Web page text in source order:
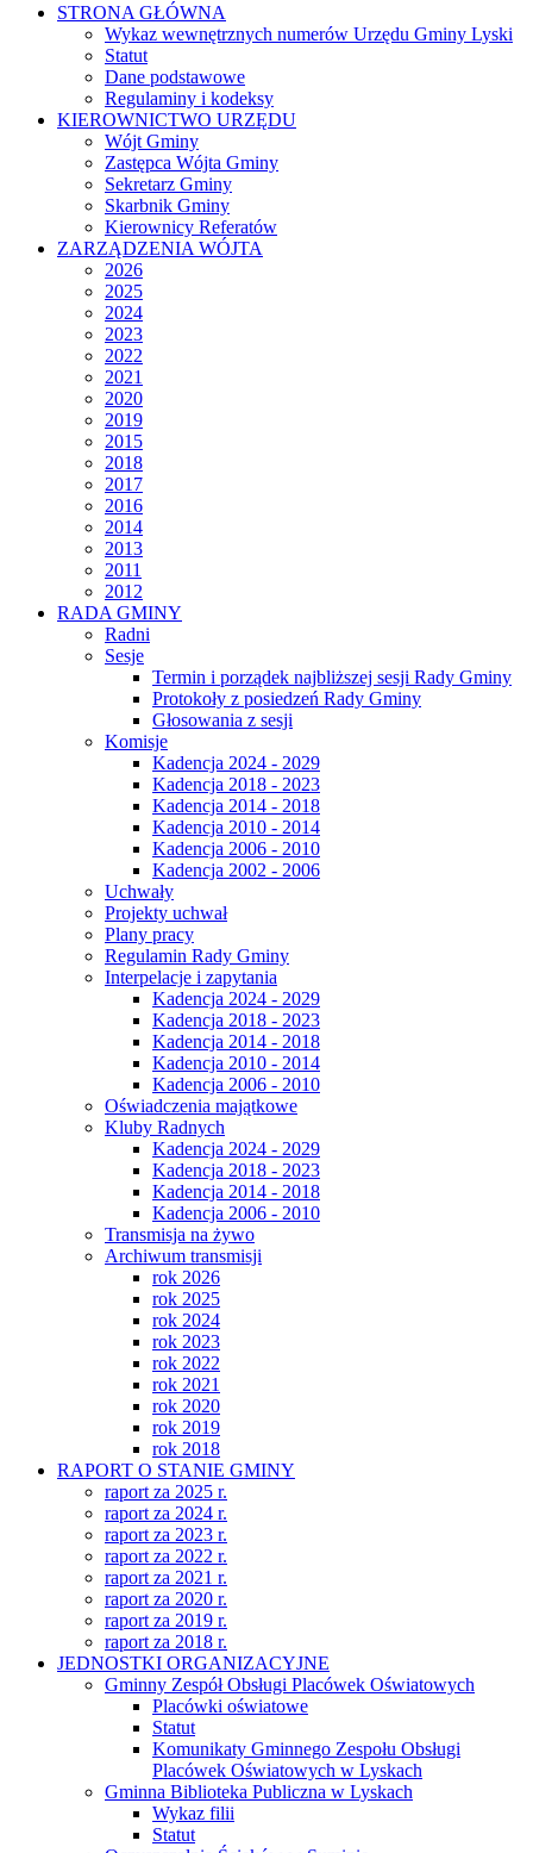
STRONA GŁÓWNA
Wykaz wewnętrznych numerów Urzędu Gminy Lyski
Statut
Dane podstawowe
Regulaminy i kodeksy
KIEROWNICTWO URZĘDU
Wójt Gminy
Zastępca Wójta Gminy
Sekretarz Gminy
Skarbnik Gminy
Kierownicy Referatów
ZARZĄDZENIA WÓJTA
2026
2025
2024
2023
2022
2021
2020
2019
2015
2018
2017
2016
2014
2013
2011
2012
RADA GMINY
Radni
Sesje
Termin i porządek najbliższej sesji Rady Gminy
Protokoły z posiedzeń Rady Gminy
Głosowania z sesji
Komisje
Kadencja 2024 - 2029
Kadencja 2018 - 2023
Kadencja 2014 - 2018
Kadencja 2010 - 2014
Kadencja 2006 - 2010
Kadencja 2002 - 2006
Uchwały
Projekty uchwał
Plany pracy
Regulamin Rady Gminy
Interpelacje i zapytania
Kadencja 2024 - 2029
Kadencja 2018 - 2023
Kadencja 2014 - 2018
Kadencja 2010 - 2014
Kadencja 2006 - 2010
Oświadczenia majątkowe
Kluby Radnych
Kadencja 2024 - 2029
Kadencja 2018 - 2023
Kadencja 2014 - 2018
Kadencja 2006 - 2010
Transmisja na żywo
Archiwum transmisji
rok 2026
rok 2025
rok 2024
rok 2023
rok 2022
rok 2021
rok 2020
rok 2019
rok 2018
RAPORT O STANIE GMINY
raport za 2025 r.
raport za 2024 r.
raport za 2023 r.
raport za 2022 r.
raport za 2021 r.
raport za 2020 r.
raport za 2019 r.
raport za 2018 r.
JEDNOSTKI ORGANIZACYJNE
Gminny Zespół Obsługi Placówek Oświatowych
Placówki oświatowe
Statut
Komunikaty Gminnego Zespołu Obsługi
Placówek Oświatowych w Lyskach
Gminna Biblioteka Publiczna w Lyskach
Wykaz filii
Statut